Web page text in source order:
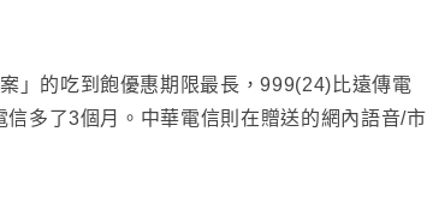
案」的吃到飽優惠期限最長 ，999(24)比遠傳電
信多了3個月 。中華電信則在贈送的網內語音/市